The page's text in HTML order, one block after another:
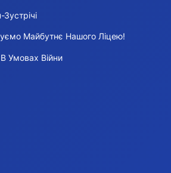
Майбутнє Нашого Ліцею!
В Умовах Війни